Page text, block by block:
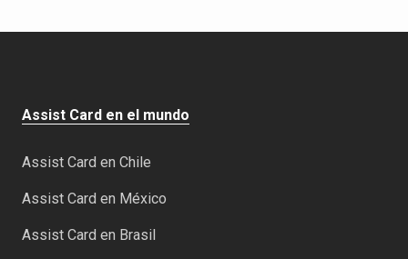
Assist Card en el mundo
Assist Card en Chile
Assist Card en México
Assist Card en Brasil